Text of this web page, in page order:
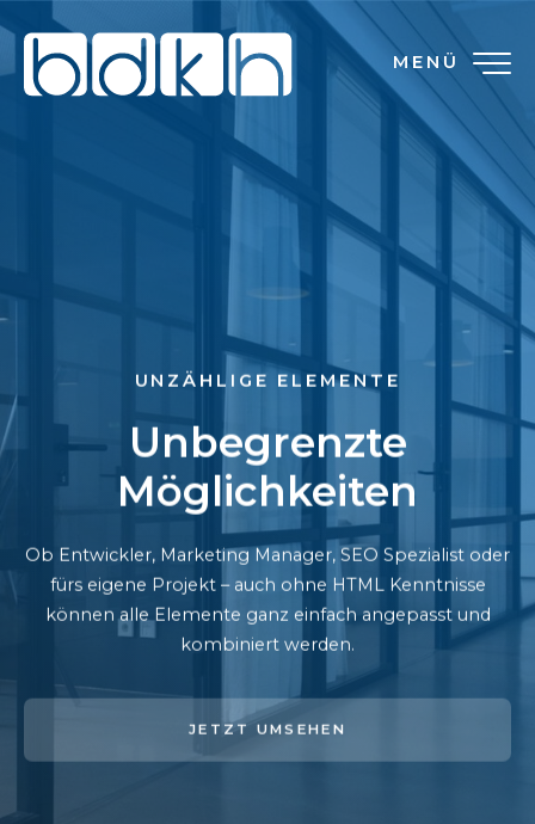
MENÜ
UNZÄHLIGE ELEMENTE
Unbegrenzte
Möglichkeiten
Ob Entwickler, Marketing Manager, SEO Spezialist oder
fürs eigene Projekt – auch ohne HTML Kenntnisse
können alle Elemente ganz einfach angepasst und
kombiniert werden.
JETZT UMSEHEN